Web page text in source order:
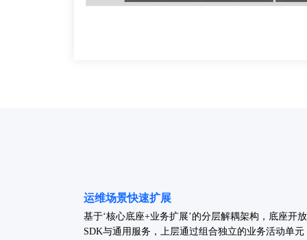
运维场景快速扩展
基于‘核心底座+业务扩展’的分层解耦架构，底座开
SDK与通用服务，上层通过组合独立的业务活动单元